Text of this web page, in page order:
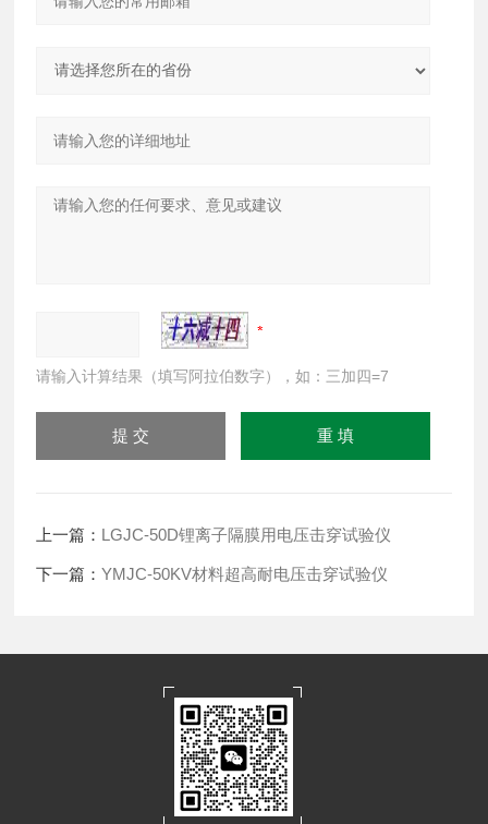
请输入计算结果（填写阿拉伯数字），如：三加四=7
上一篇： LGJC-50D锂离子隔膜用电压击穿试验仪
下一篇：YMJC-50KV材料超高耐电压击穿试验仪